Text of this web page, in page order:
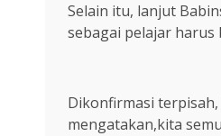
Selain itu, lanjut
sebagai pelajar harus
Dikonfirmasi terpisah,
mengatakan,kita